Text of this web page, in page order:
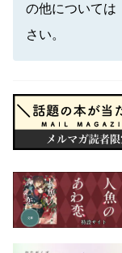
の他については
さい。